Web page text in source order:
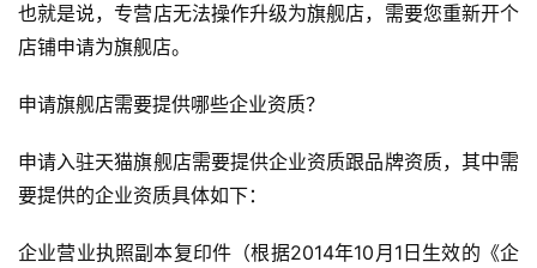
也就是说，专营店无法操作升级为旗舰店，需要您重新开个
店铺申请为旗舰店。
申请旗舰店需要提供哪些企业资质？
申请入驻天猫旗舰店需要提供企业资质跟品牌资质，其中需
要提供的企业资质具体如下：
企业营业执照副本复印件（根据2014年10月1日生效的《企